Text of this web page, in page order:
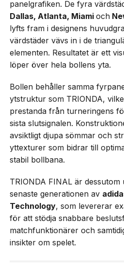
panelgrafiken. De fyra
Dallas, Atlanta, Miami och
lyfts fram i designens
värdstäder vävs in i de
elementen. Resultatet är ett
löper över hela bollens yta.
Bollen behåller samma
ytstruktur som TRIONDA,
prestanda från turneringens
sista slutsignalen.
avsiktligt djupa sömmar och
yttexturer som bidrar till
stabil bollbana.
TRIONDA FINAL är dessutom
senaste generationen av
Technology, som levererar
för att stödja snabbare
matchfunktionärer och
insikter om spelet.